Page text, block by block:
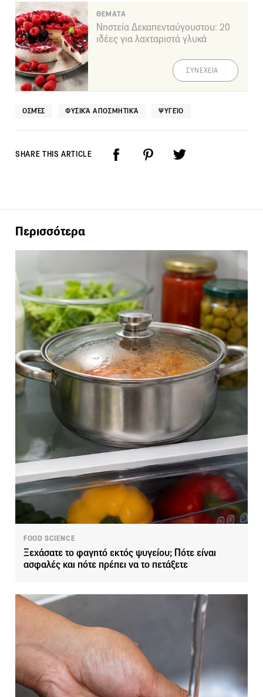
ΘΕΜΑΤΑ
Νηστεία Δεκαπενταύγουστου: 20
ιδέες για λαχταριστά γλυκά
ΣΥΝΕΧΕΙΑ
ΟΣΜΈΣ ΦΥΣΙΚΆ ΑΠΟΣΜΗΤΙΚΆ ΨΥΓΕΊΟ
SHARE THIS ARTICLE
Περισσότερα
FOOD SCIENCE
Ξεχάσατε το φαγητό εκτός ψυγείου; Πότε είναι
ασφαλές και πότε πρέπει να το πετάξετε